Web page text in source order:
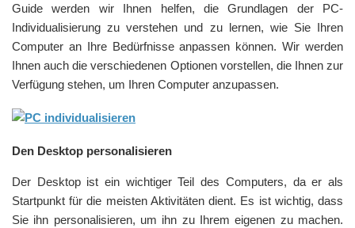
Guide werden wir Ihnen helfen, die Grundlagen der PC-
Individualisierung zu verstehen und zu lernen, wie Sie Ihren
Computer an Ihre Bedürfnisse anpassen können. Wir werden
Ihnen auch die verschiedenen Optionen vorstellen, die Ihnen zur
Verfügung stehen, um Ihren Computer anzupassen.
Den Desktop personalisieren
Der Desktop ist ein wichtiger Teil des Computers, da er als
Startpunkt für die meisten Aktivitäten dient. Es ist wichtig, dass
Sie ihn personalisieren, um ihn zu Ihrem eigenen zu machen.